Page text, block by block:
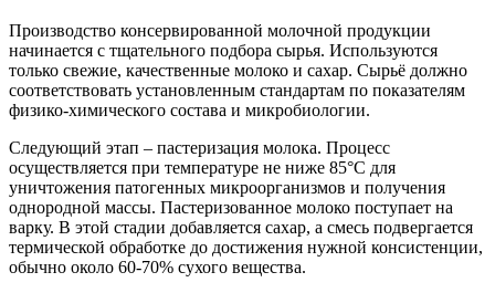
Производство консервированной молочной продукции
начинается с тщательного подбора сырья. Используются
только свежие, качественные молоко и сахар. Сырьё должно
соответствовать установленным стандартам по показателям
физико-химического состава и микробиологии.
Следующий этап – пастеризация молока. Процесс
осуществляется при температуре не ниже 85°C для
уничтожения патогенных микроорганизмов и получения
однородной массы. Пастеризованное молоко поступает на
варку. В этой стадии добавляется сахар, а смесь подвергается
термической обработке до достижения нужной консистенции,
обычно около 60-70% сухого вещества.